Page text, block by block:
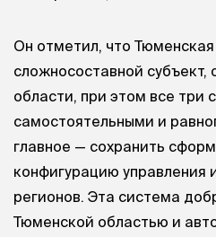
Он отметил, что
сложносоставной субъект,
области, при этом все три
самостоятельными и
главное — сохранить
конфигурацию управления
регионов. Эта система
Тюменской областью и